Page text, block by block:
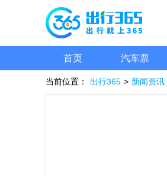
首页 汽车票
当前位置： 出行365 > 新闻资讯